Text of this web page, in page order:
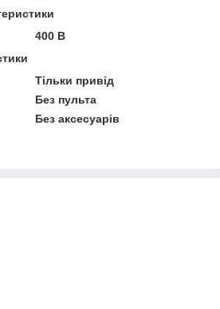
400 В
Тільки привід
Без пульта
Без аксесуарів